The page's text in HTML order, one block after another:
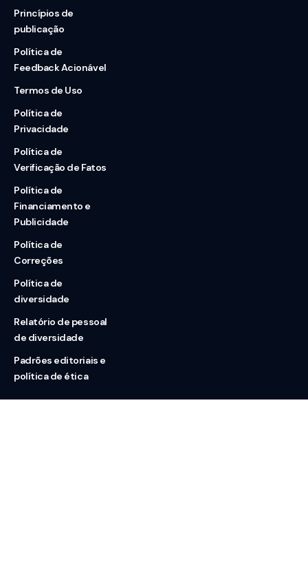
Princípios de
publicação
Política de
Feedback Acionável
Termos de Uso
Política de
Privacidade
Política de
Verificação de Fatos
Política de
Financiamento e
Publicidade
Política de
Correções
Política de
diversidade
Relatório de pessoal
de diversidade
Padrões editoriais e
política de ética